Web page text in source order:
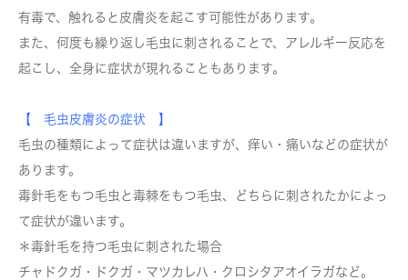
有毒で、触れると皮膚炎を起こす可能性があります。
また、何度も繰り返し毛虫に刺されることで、アレルギー反応を
起こし、全身に症状が現れることもあります。
【 毛虫皮膚炎の症状 】
毛虫の種類によって症状は違いますが、痒い・痛いなどの症状が
あります。
毒針毛をもつ毛虫と毒棘をもつ毛虫、どちらに刺されたかによっ
て症状が違います。
＊毒針毛を持つ毛虫に刺された場合
チャドクガ・ドクガ・マツカレハ・クロシタアオイラガなど。